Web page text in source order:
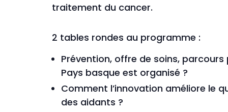
traitement du cancer.
2 tables rondes au programme :
Prévention, offre de soins,
Pays basque est organisé ?
Comment l’innovation améliore le
des aidants ?